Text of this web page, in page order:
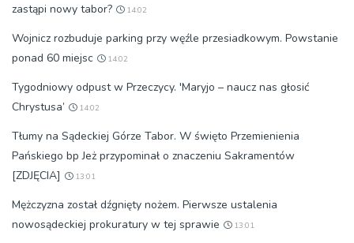
zastąpi nowy tabor?
14:02
Wojnicz rozbuduje parking przy węźle przesiadkowym. Powstanie
ponad 60 miejsc
14:02
Tygodniowy odpust w Przeczycy. 'Maryjo – naucz nas głosić
Chrystusa’
14:02
Tłumy na Sądeckiej Górze Tabor. W święto Przemienienia
Pańskiego bp Jeż przypominał o znaczeniu Sakramentów
[ZDJĘCIA]
13:01
Mężczyzna został dźgnięty nożem. Pierwsze ustalenia
nowosądeckiej prokuratury w tej sprawie
13:01